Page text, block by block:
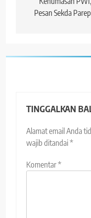
Pesan Sekda
TINGGALKAN
Alamat email Anda
wajib ditandai*
Komentar*